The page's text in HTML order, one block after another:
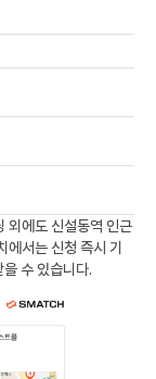
외에도 신설동역 인근
서는 신청 즉시 기
수 있습니다.